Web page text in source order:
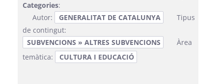
Categories:
Autor:
GENERALITAT DE CATALUNYA
Tipus
de contingut:
SUBVENCIONS » ALTRES SUBVENCIONS
Àrea
temàtica:
CULTURA I EDUCACIÓ